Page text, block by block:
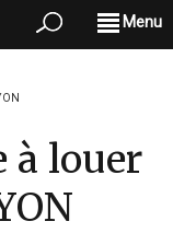
Menu
à louer